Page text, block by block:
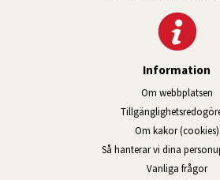
Information
Om webbplatsen
Om kakor (cookies)
Så hanterar vi dina
Vanliga frågor